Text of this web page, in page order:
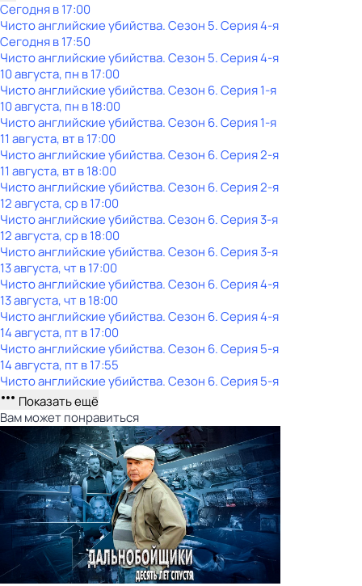
Сегодня в 17:00
Чисто английские убийства. Сезон 5. Серия 4-я
Сегодня в 17:50
Чисто английские убийства. Сезон 5. Серия 4-я
10 августа, пн в 17:00
Чисто английские убийства. Сезон 6. Серия 1-я
10 августа, пн в 18:00
Чисто английские убийства. Сезон 6. Серия 1-я
11 августа, вт в 17:00
Чисто английские убийства. Сезон 6. Серия 2-я
11 августа, вт в 18:00
Чисто английские убийства. Сезон 6. Серия 2-я
12 августа, ср в 17:00
Чисто английские убийства. Сезон 6. Серия 3-я
12 августа, ср в 18:00
Чисто английские убийства. Сезон 6. Серия 3-я
13 августа, чт в 17:00
Чисто английские убийства. Сезон 6. Серия 4-я
13 августа, чт в 18:00
Чисто английские убийства. Сезон 6. Серия 4-я
14 августа, пт в 17:00
Чисто английские убийства. Сезон 6. Серия 5-я
14 августа, пт в 17:55
Чисто английские убийства. Сезон 6. Серия 5-я
Показать ещё
Вам может понравиться